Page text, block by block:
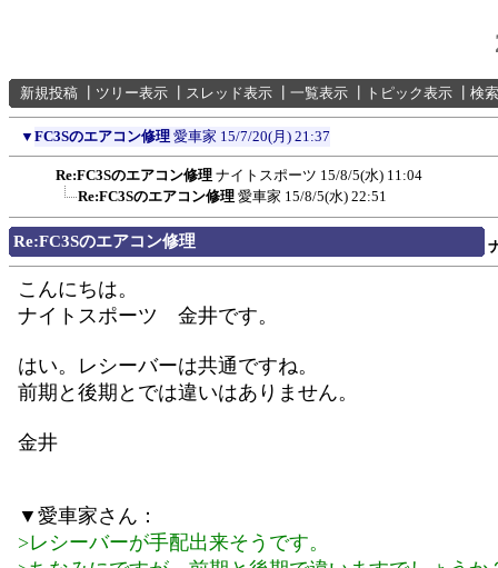
新規投稿 ツリー表示 スレッド表示 一覧表示 トピック表示 検索
▼ FC3Sのエアコン修理 愛車家 15/7/20(月) 21:37
Re:FC3Sのエアコン修理 ナイトスポーツ 15/8/5(水) 11:04
Re:FC3Sのエアコン修理 愛車家 15/8/5(水) 22:51
Re:FC3Sのエアコン修理
こんにちは。
ナイトスポーツ 金井です。
はい。レシーバーは共通ですね。
前期と後期とでは違いはありません。
金井
▼愛車家さん：
>レシーバーが手配出来そうです。